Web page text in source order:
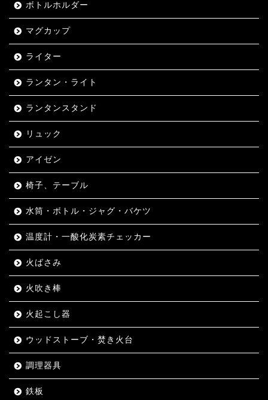
ボトルホルダー
マグカップ
ライター
ランタン・ライト
ランタンスタンド
リュック
アイゼン
椅子、テーブル
水筒・ボトル・ジャグ・バケツ
温度計・一酸化炭素チェッカー
火ばさみ
火吹き棒
火起こし器
ウッドストーブ・焚き火台
調理器具
鉄板